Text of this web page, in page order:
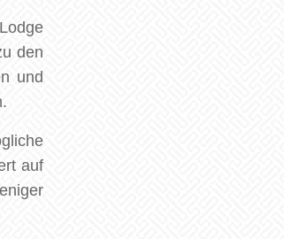
den
und
auf